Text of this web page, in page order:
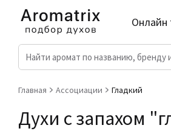
Онлайн
Главная Ассоциации Гладкий
Духи с запахом